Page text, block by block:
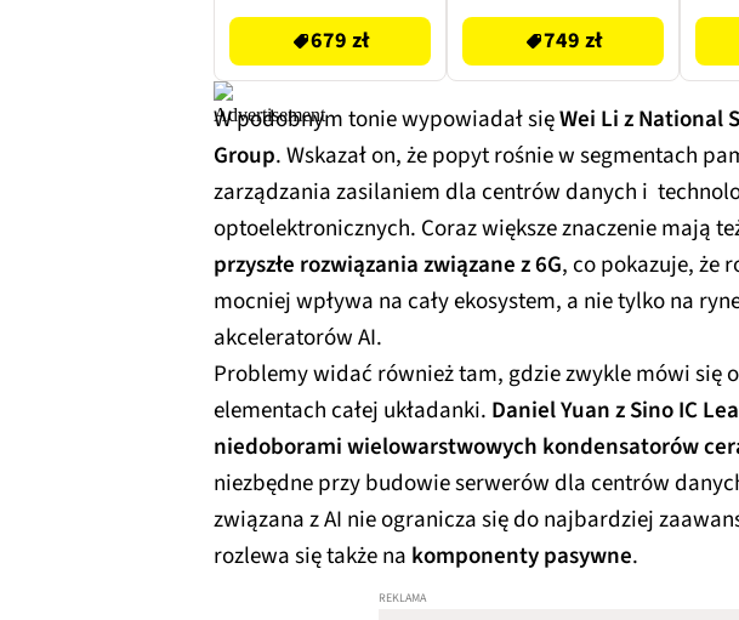
679 zł 749 zł
W podobnym tonie wypowiadał sięWei Li z National
Group. Wskazał on, że popyt rośnie w segmentach
zarządzania zasilaniem dla centrów danych i
optoelektronicznych. Coraz większe znaczenie mają
przyszłe rozwiązania związane z 6G, co pokazuje, że
mocniej wpływa na cały ekosystem, a nie tylko na
akceleratorów AI.
Problemy widać również tam, gdzie zwykle mówi się
elementach całej układanki. Daniel Yuan z Sino IC
niedoborami wielowarstwowych kondensatorów
niezbędne przy budowie serwerów dla centrów
związana z AI nie ogranicza się do najbardziej
rozlewa się także na komponenty pasywne.